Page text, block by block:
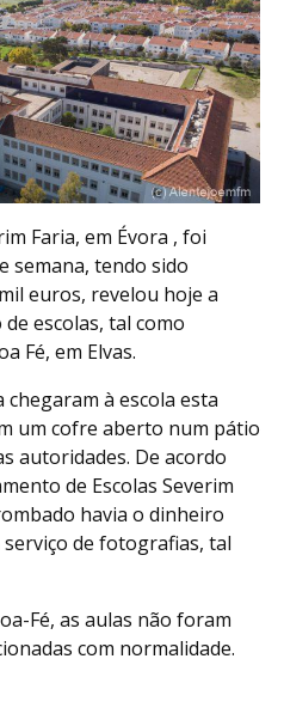
Faria, em Évora , foi
semana, tendo sido
euros, revelou hoje a
escolas, tal como
Fé, em Elvas.
à escola esta
um cofre aberto num pátio
autoridades. De acordo
de Escolas Severim
havia o dinheiro
de fotografias, tal
Fé, as aulas não foram
com normalidade.